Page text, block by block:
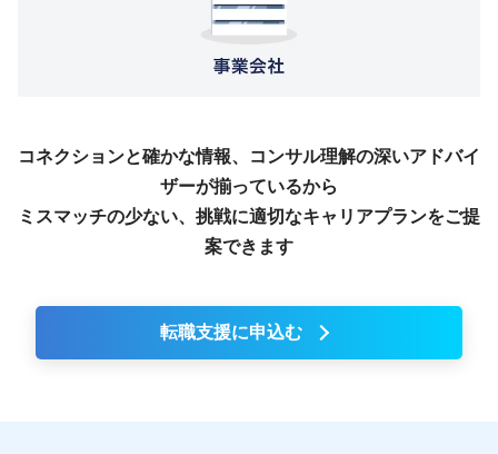
コネクションと確かな情報、コンサル理解の深いアドバイ
ザーが揃っているから
ミスマッチの少ない、挑戦に適切なキャリアプランをご提
案できます
転職支援に申込む